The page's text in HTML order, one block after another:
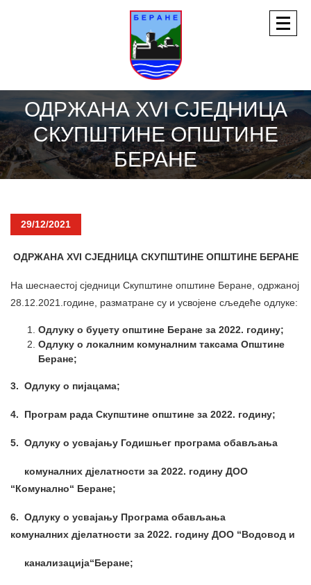
ОДРЖАНА XVI СЈЕДНИЦА
СКУПШТИНЕ ОПШТИНЕ
БЕРАНЕ
29/12/2021
ОДРЖАНА XVI СЈЕДНИЦА СКУПШТИНЕ ОПШТИНЕ БЕРАНЕ
На шеснаестој сједници Скупштине општине Беране, одржаној
28.12.2021.године, разматране су и усвојене сљедеће одлуке:
Одлуку о буџету општине Беране за 2022. годину;
Одлуку о локалним комуналним таксама Општине
Беране;
3. Одлуку о пијацама;
4. Програм рада Скупштине општине за 2022. годину;
5. Одлуку о усвајању Годишњег програма обављања
комуналних дјелатности за 2022. годину ДОО
“Комунално“ Беране;
6. Одлуку о усвајању Програма обављања
комуналних дјелатности за 2022. годину ДОО “Водовод и
канализација“Беране;